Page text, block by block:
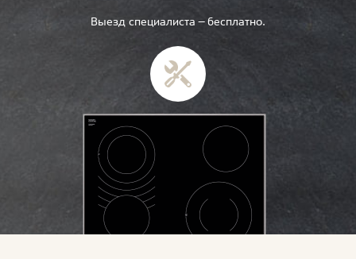
Выезд специалиста — бесплатно.